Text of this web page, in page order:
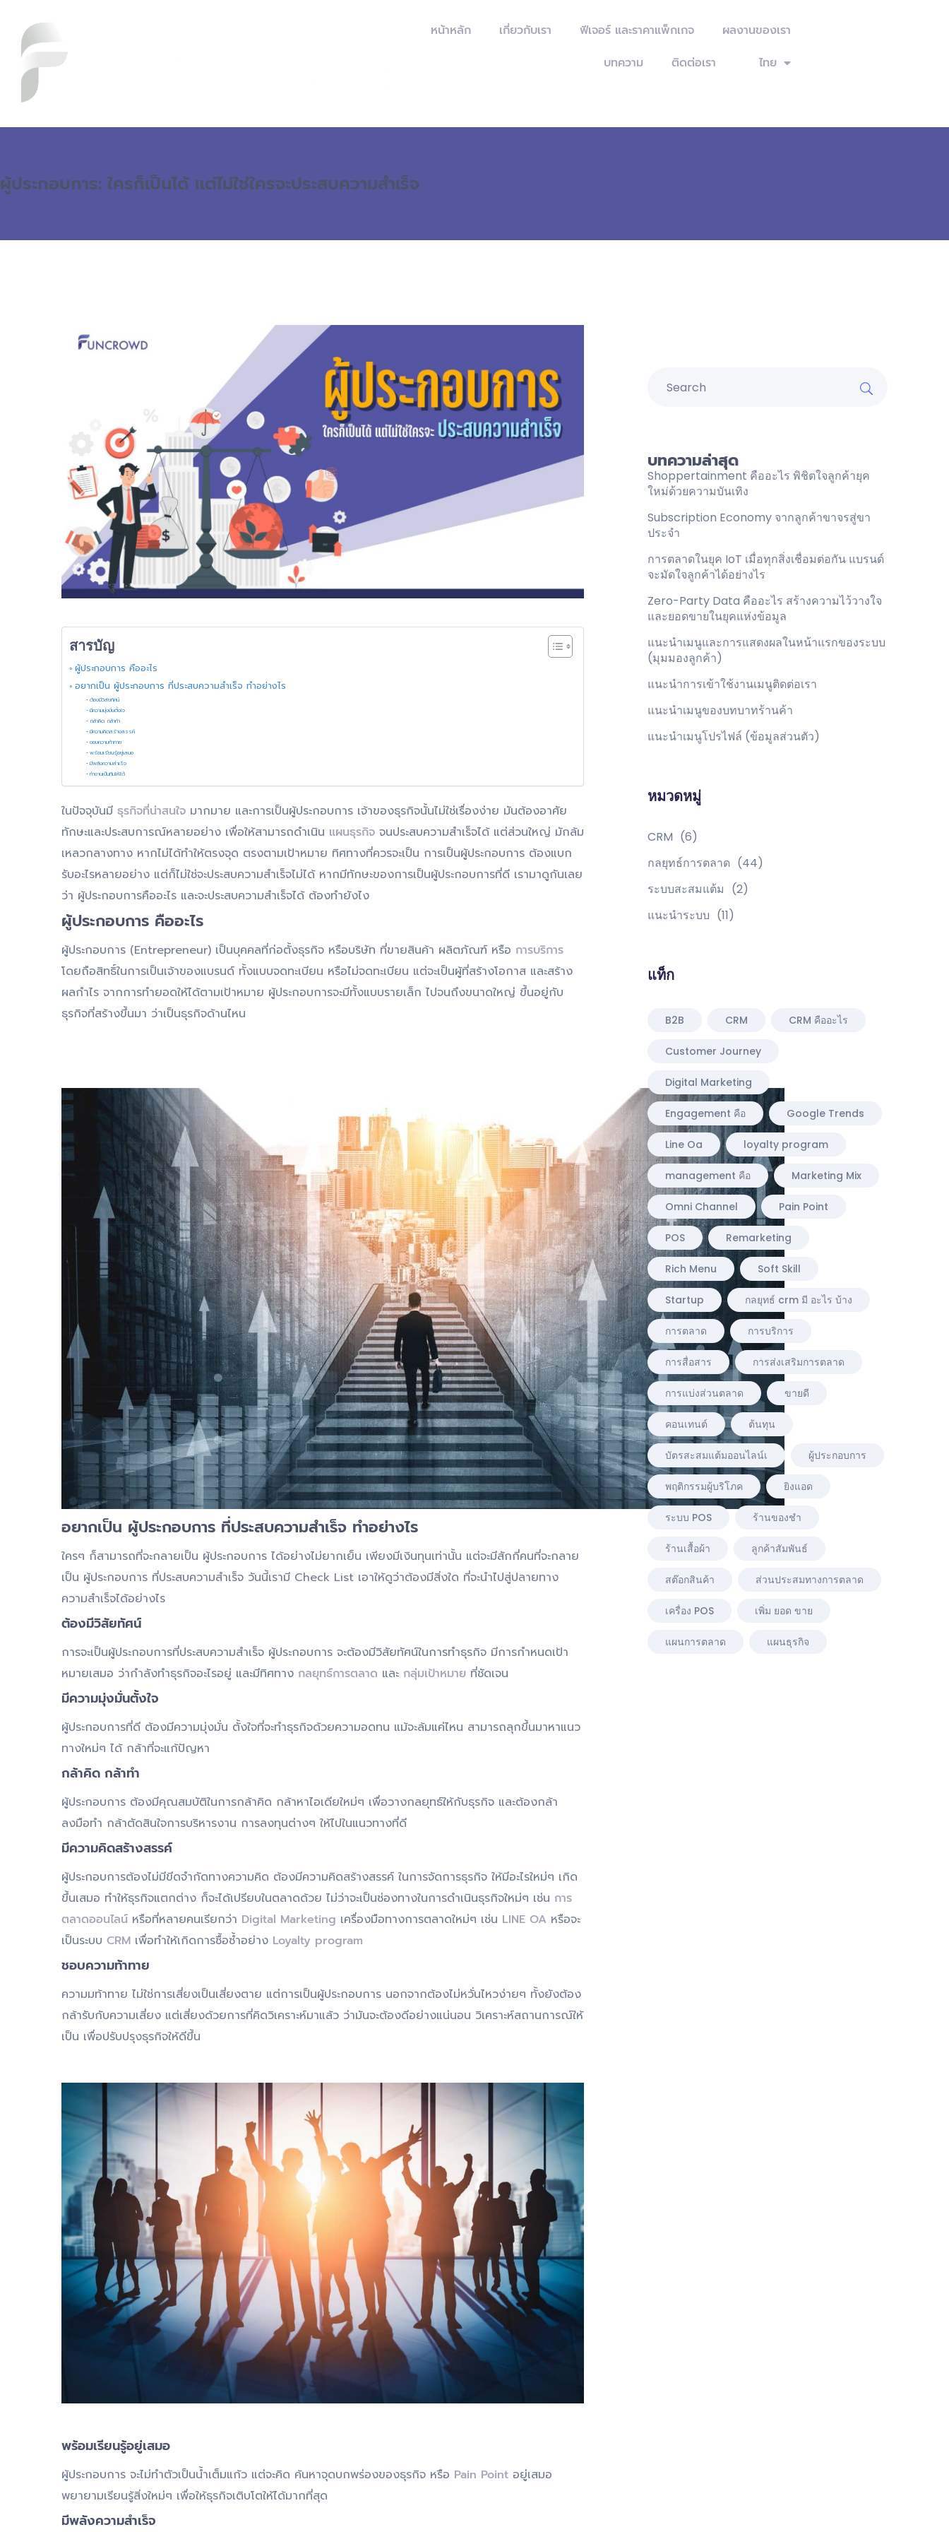
หน้าหลัก เกี่ยวกับเรา ฟีเจอร์ และราคาแพ็กเกจ
ผลงานของเรา
บทความ
ติดต่อเรา ไทย
ผู้ประกอบการ: ใครก็เป็นได้ แต่ไม่ใช่ใครจะประสบความสำเร็จ
สารบัญ
ผู้ประกอบการ คืออะไร
อยากเป็น ผู้ประกอบการ ที่ประสบความสำเร็จ ทำอย่างไร
ต้องมีวิสัยทัศน์
มีความมุ่งมั่นตั้งใจ
กล้าคิด กล้าทำ
มีความคิดสร้างสรรค์
ชอบความท้าทาย
พร้อมเรียนรู้อยู่เสมอ
มีพลังความสำเร็จ
ทำงานเป็นทีมให้ได้
ในปัจจุบันมี ธุรกิจที่น่าสนใจ มากมาย และการเป็นผู้ประกอบการ เจ้าของธุรกิจนั้นไม่ใช่เรื่องง่าย มันต้องอาศัย
ทักษะและประสบการณ์หลายอย่าง เพื่อให้สามารถดำเนิน แผนธุรกิจ จนประสบความสำเร็จได้ แต่ส่วนใหญ่ มักล้ม
เหลวกลางทาง หากไม่ได้ทำให้ตรงจุด ตรงตามเป้าหมาย ทิศทางที่ควรจะเป็น การเป็นผู้ประกอบการ ต้องแบก
รับอะไรหลายอย่าง แต่ก็ไม่ใช่จะประสบความสำเร็จไม่ได้ หากมีทักษะของการเป็นผู้ประกอบการที่ดี เรามาดูกันเลย
ว่า ผู้ประกอบการคืออะไร และจะประสบความสำเร็จได้ ต้องทำยังไง
ผู้ประกอบการ คืออะไร
ผู้ประกอบการ (Entrepreneur) เป็นบุคคลที่ก่อตั้งธุรกิจ หรือบริษัท ที่ขายสินค้า ผลิตภัณฑ์ หรือ การบริการ
โดยถือสิทธิ์ในการเป็นเจ้าของแบรนด์ ทั้งแบบจดทะเบียน หรือไม่จดทะเบียน แต่จะเป็นผู้ที่สร้างโอกาส และสร้าง
ผลกำไร จากการทำยอดให้ได้ตามเป้าหมาย ผู้ประกอบการจะมีทั้งแบบรายเล็ก ไปจนถึงขนาดใหญ่ ขึ้นอยู่กับ
ธุรกิจที่สร้างขึ้นมา ว่าเป็นธุรกิจด้านไหน
อยากเป็น ผู้ประกอบการ ที่ประสบความสำเร็จ ทำอย่างไร
ใครๆ ก็สามารถที่จะกลายเป็น ผู้ประกอบการ ได้อย่างไม่ยากเย็น เพียงมีเงินทุนเท่านั้น แต่จะมีสักกี่คนที่จะกลาย
เป็น ผู้ประกอบการ ที่ประสบความสำเร็จ วันนี้เรามี Check List เอาให้ดูว่าต้องมีสิ่งใด ที่จะนำไปสู่ปลายทาง
ความสำเร็จได้อย่างไร
ต้องมีวิสัยทัศน์
การจะเป็นผู้ประกอบการที่ประสบความสำเร็จ ผู้ประกอบการ จะต้องมีวิสัยทัศน์ในการทำธุรกิจ มีการกำหนดเป้า
หมายเสมอ ว่ากำลังทำธุรกิจอะไรอยู่ และมีทิศทาง กลยุทธ์การตลาด และ กลุ่มเป้าหมาย ที่ชัดเจน
มีความมุ่งมั่นตั้งใจ
ผู้ประกอบการที่ดี ต้องมีความมุ่งมั่น ตั้งใจที่จะทำธุรกิจด้วยความอดทน แม้จะล้มแค่ไหน สามารถลุกขึ้นมาหาแนว
ทางใหม่ๆ ได้ กล้าที่จะแก้ปัญหา
กล้าคิด กล้าทำ
ผู้ประกอบการ ต้องมีคุณสมบัติในการกล้าคิด กล้าหาไอเดียใหม่ๆ เพื่อวางกลยุทธ์ให้กับธุรกิจ และต้องกล้า
ลงมือทำ กล้าตัดสินใจการบริหารงาน การลงทุนต่างๆ ให้ไปในแนวทางที่ดี
มีความคิดสร้างสรรค์
ผู้ประกอบการต้องไม่มีขีดจำกัดทางความคิด ต้องมีความคิดสร้างสรรค์ ในการจัดการธุรกิจ ให้มีอะไรใหม่ๆ เกิด
ขึ้นเสมอ ทำให้ธุรกิจแตกต่าง ก็จะได้เปรียบในตลาดด้วย ไม่ว่าจะเป็นช่องทางในการดำเนินธุรกิจใหม่ๆ เช่น การ
ตลาดออนไลน์ หรือที่หลายคนเรียกว่า Digital Marketing เครื่องมือทางการตลาดใหม่ๆ เช่น LINE OA หรือจะ
เป็นระบบ CRM เพื่อทำให้เกิดการซื้อซ้ำอย่าง Loyalty program
ชอบความท้าทาย
ความมท้าทาย ไม่ใช่การเสี่ยงเป็นเสี่ยงตาย แต่การเป็นผู้ประกอบการ นอกจากต้องไม่หวั่นไหวง่ายๆ ทั้งยังต้อง
กล้ารับกับความเสี่ยง แต่เสี่ยงด้วยการที่คิดวิเคราะห์มาแล้ว ว่ามันจะต้องดีอย่างแน่นอน วิเคราะห์สถานการณ์ให้
เป็น เพื่อปรับปรุงธุรกิจให้ดีขึ้น
พร้อมเรียนรู้อยู่เสมอ
ผู้ประกอบการ จะไม่ทำตัวเป็นน้ำเต็มแก้ว แต่จะคิด ค้นหาจุดบกพร่องของธุรกิจ หรือ Pain Point อยู่เสมอ
พยายามเรียนรู้สิ่งใหม่ๆ เพื่อให้ธุรกิจเติบโตให้ได้มากที่สุด
มีพลังความสำเร็จ
บทความล่าสุด
Shoppertainment คืออะไร พิชิตใจลูกค้ายุค
ใหม่ด้วยความบันเทิง
Subscription Economy จากลูกค้าขาจรสู่ขา
ประจำ
การตลาดในยุค IoT เมื่อทุกสิ่งเชื่อมต่อกัน แบรนด์
จะมัดใจลูกค้าได้อย่างไร
Zero-Party Data คืออะไร สร้างความไว้วางใจ
และยอดขายในยุคแห่งข้อมูล
แนะนำเมนูและการแสดงผลในหน้าแรกของระบบ
(มุมมองลูกค้า)
แนะนำการเข้าใช้งานเมนูติดต่อเรา
แนะนำเมนูของบทบาทร้านค้า
แนะนำเมนูโปรไฟล์ (ข้อมูลส่วนตัว)
หมวดหมู่
CRM (6)
กลยุทธ์การตลาด (44)
ระบบสะสมแต้ม (2)
แนะนำระบบ (11)
แท็ก
B2B CRM CRM คืออะไร
Customer Journey
Digital Marketing
Engagement คือ Google Trends
Line Oa loyalty program
management คือ Marketing Mix
Omni Channel Pain Point
POS Remarketing
Rich Menu Soft Skill
Startup กลยุทธ์ crm มี อะไร บ้าง
การตลาด การบริการ
การสื่อสาร การส่งเสริมการตลาด
การแบ่งส่วนตลาด ขายดี
คอนเทนต์ ต้นทุน
บัตรสะสมแต้มออนไลน์เ ผู้ประกอบการ
พฤติกรรมผู้บริโภค ยิงแอด
ระบบ POS ร้านของชำ
ร้านเสื้อผ้า ลูกค้าสัมพันธ์
สต๊อกสินค้า ส่วนประสมทางการตลาด
เครื่อง POS เพิ่ม ยอด ขาย
แผนการตลาด แผนธุรกิจ